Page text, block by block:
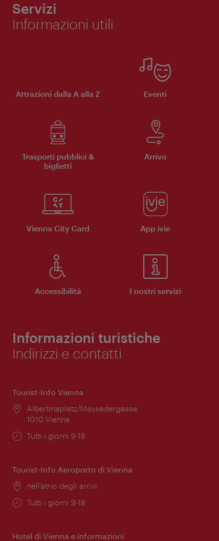
Servizi
Informazioni utili
Attrazioni dalla A alla Z Eventi
Trasporti pubblici &
biglietti
Arrivo
Vienna City Card App ivie
Accessibilità I nostri servizi
Informazioni turistiche
Indirizzi e contatti
Tourist-Info Vienna
Posizione:
Albertinaplatz/Maysedergasse
1010 Vienna
Orari
Tutti i giorni 9-18
Tourist-Info Aeroporto di Vienna
Posizione:
nell’atrio degli arrivi
Orari
Tutti i giorni 9-18
Hotel di Vienna e informazioni